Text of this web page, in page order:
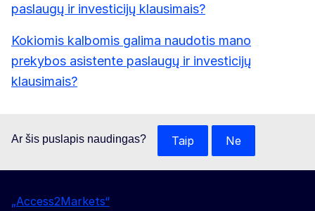
paslaugų ir investicijų klausimais?
Kokiomis kalbomis galima naudotis mano
prekybos asistente paslaugų ir investicijų
klausimais?
Ar šis puslapis naudingas? Taip Ne
„Access2Markets“